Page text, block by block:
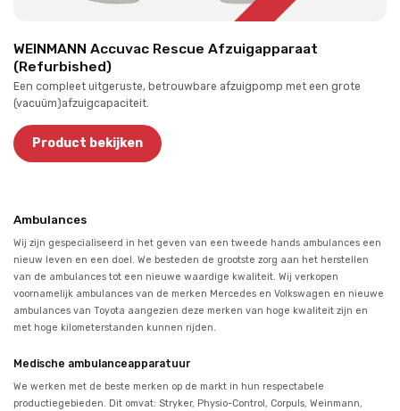
WEINMANN Accuvac Rescue Afzuigapparaat
(Refurbished)
Een compleet uitgeruste, betrouwbare afzuigpomp met een grote
(vacuüm)afzuigcapaciteit.
Product bekijken
Ambulances
Wij zijn gespecialiseerd in het geven van een tweede hands ambulances een
nieuw leven en een doel. We besteden de grootste zorg aan het herstellen
van de ambulances tot een nieuwe waardige kwaliteit. Wij verkopen
voornamelijk ambulances van de merken Mercedes en Volkswagen en nieuwe
ambulances van Toyota aangezien deze merken van hoge kwaliteit zijn en
met hoge kilometerstanden kunnen rijden.
Medische ambulanceapparatuur
We werken met de beste merken op de markt in hun respectabele
productiegebieden. Dit omvat: Stryker, Physio-Control, Corpuls, Weinmann,